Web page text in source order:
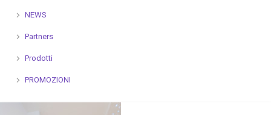
NEWS
Partners
Prodotti
PROMOZIONI